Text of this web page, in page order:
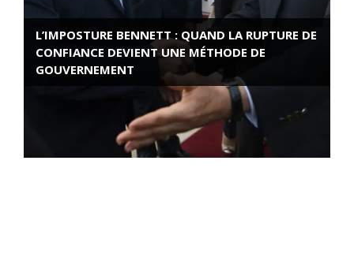
L’IMPOSTURE BENNETT : QUAND LA RUPTURE DE
CONFIANCE DEVIENT UNE MÉTHODE DE
GOUVERNEMENT
ROSE VALLAND, HEROÏNE DE LA RESISTANCE